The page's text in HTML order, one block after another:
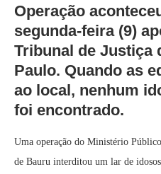
Operação
segunda-feira (9)
Tribunal de Justiça
Paulo. Quando as
ao local, nenhum
foi encontrado.
Uma operação do Ministério
de Bauru interditou um lar de